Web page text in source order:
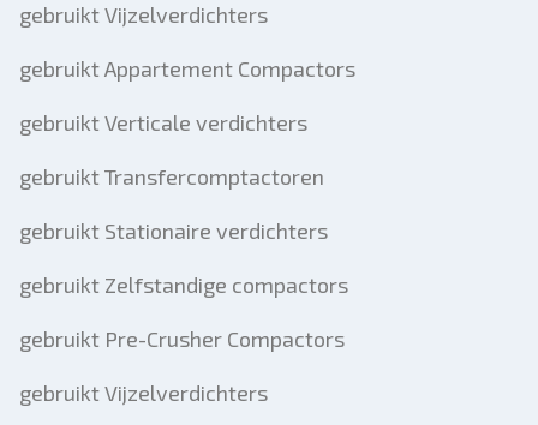
gebruikt Vijzelverdichters
gebruikt Appartement Compactors
gebruikt Verticale verdichters
gebruikt Transfercomptactoren
gebruikt Stationaire verdichters
gebruikt Zelfstandige compactors
gebruikt Pre-Crusher Compactors
gebruikt Vijzelverdichters